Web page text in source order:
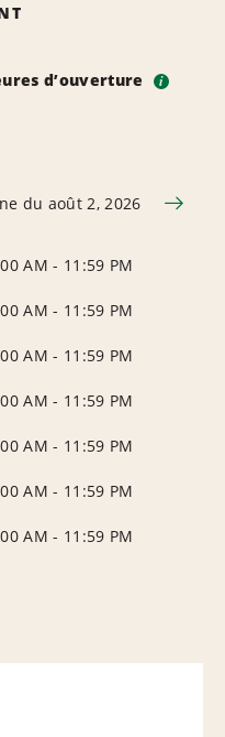
d’ouverture i
du août 2, 2026
AM - 11:59 PM
AM - 11:59 PM
AM - 11:59 PM
AM - 11:59 PM
AM - 11:59 PM
AM - 11:59 PM
AM - 11:59 PM